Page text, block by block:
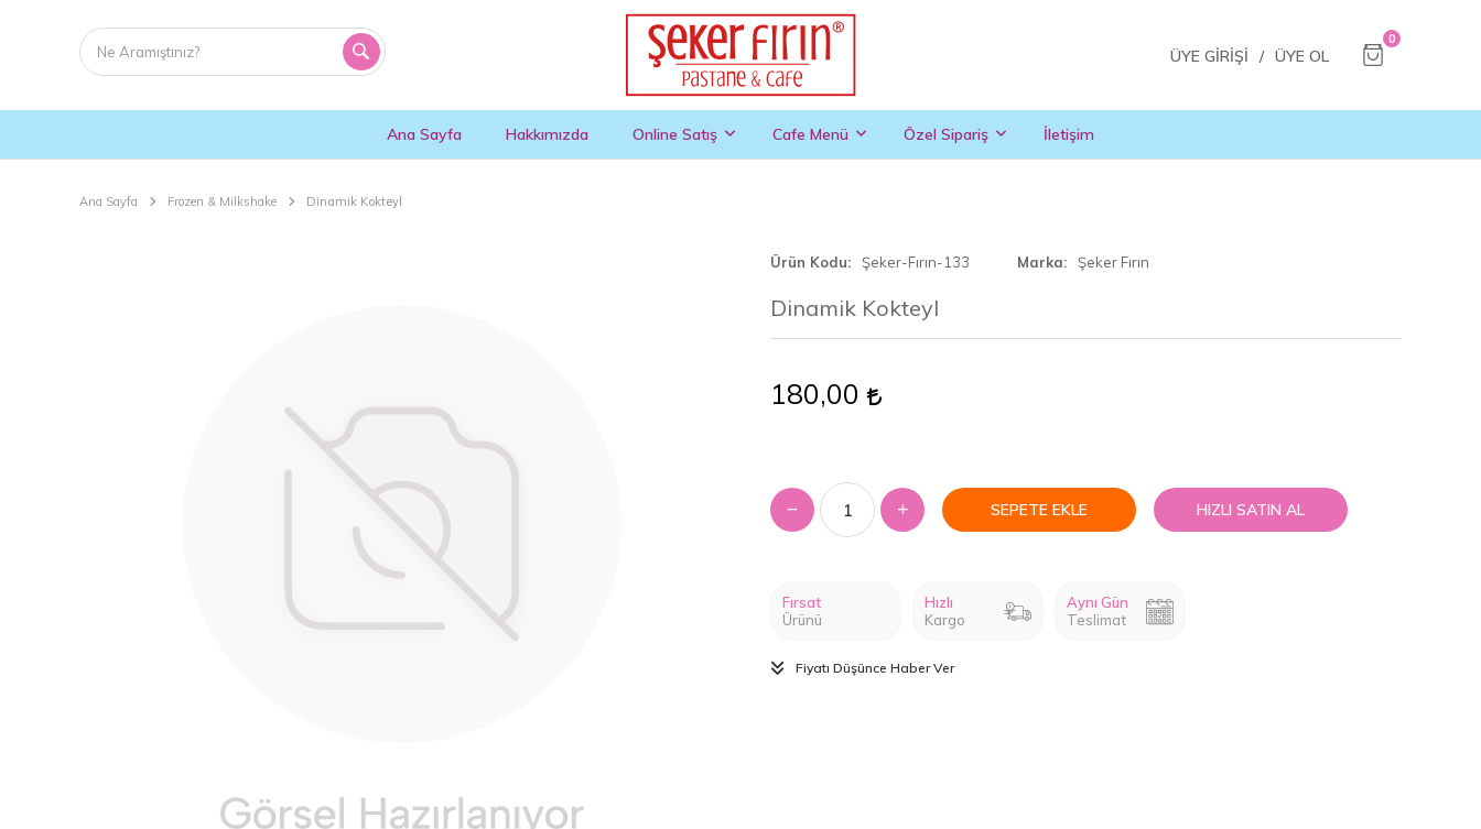
ÜYE GIRIŞI / ÜYE OL
0
Ana Sayfa Hakkımızda Online Satış Cafe Menü Özel Sipariş İletişim
Ana Sayfa Frozen & Milkshake Dinamik Kokteyl
Ürün Kodu Şeker-Fırın-133 Marka Şeker Fırın
Dinamik Kokteyl
180,00
SEPETE EKLE HIZLI SATIN AL
Fırsat
Ürünü
Hızlı
Kargo
Aynı Gün
Teslimat
Fiyatı Düşünce Haber Ver